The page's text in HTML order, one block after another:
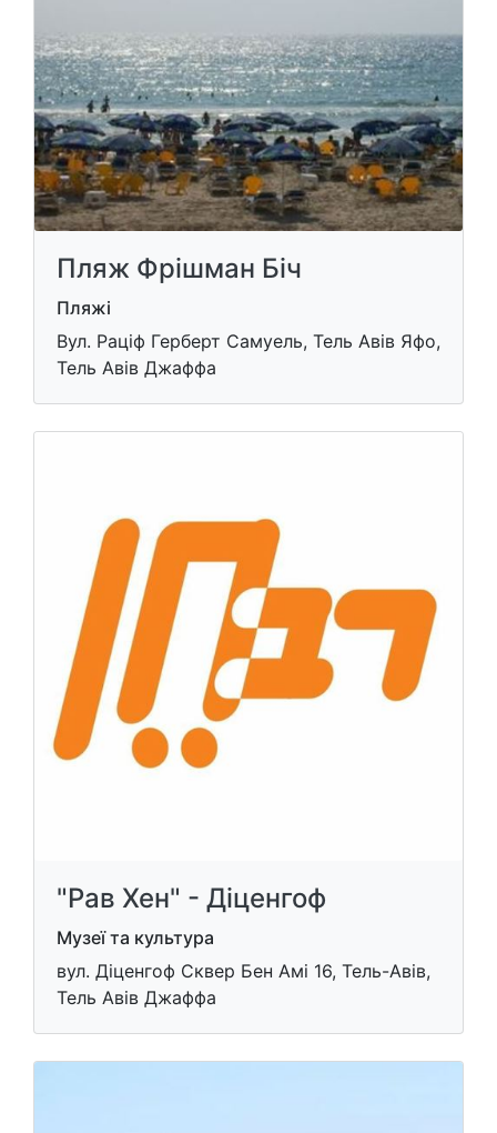
Пляж Фрішман Біч
Пляжі
Вул. Раціф Герберт Самуель, Тель Авів Яфо,
Тель Авів Джаффа
"Рав Хен" - Діценгоф
Музеї та культура
вул. Діценгоф Сквер Бен Амі 16, Тель-Авів,
Тель Авів Джаффа